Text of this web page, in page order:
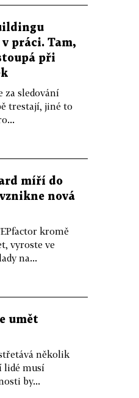
práci. Tam,
při
za sledování
trestají, jiné to
míří do
nová
kromě
vyroste ve
na...
umět
několik
lidé musí
by...